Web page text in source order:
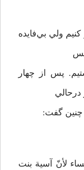
ولي بي‌فايده
بس
پس از چهار
درحالي
چنين گفت:
لأ‌نّ آسية بنت